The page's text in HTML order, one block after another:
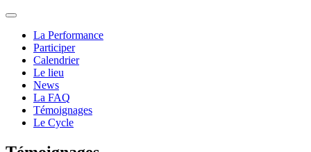
La Performance
Participer
Calendrier
Le lieu
News
La FAQ
Témoignages
Le Cycle